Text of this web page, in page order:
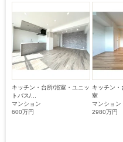
キッチン・台所/浴室・ユニッ
トバス/...
マンション
600万円
キッチン
室
マンション
2980万円